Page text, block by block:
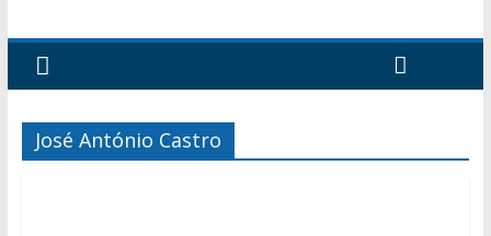
José António Castro